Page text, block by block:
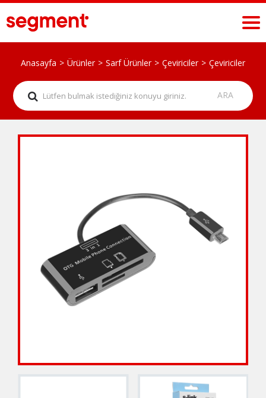
Anasayfa Ürünler Sarf Ürünler Çeviriciler Çeviriciler